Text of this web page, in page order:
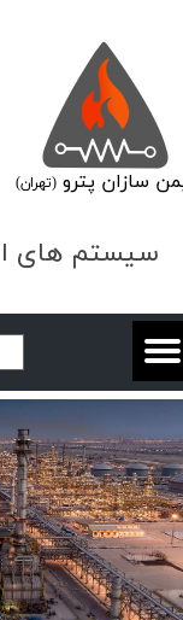
​​​سیستم های
سازان پترو(تهران)